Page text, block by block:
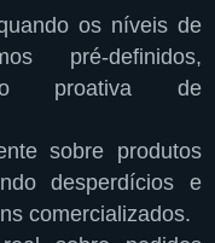
os níveis de
pré-definidos,
proativa de
sobre produtos
desperdícios e
comercializados.